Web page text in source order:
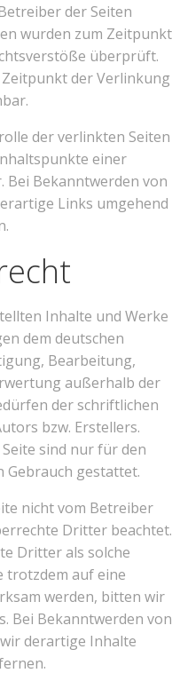
der Seiten
wurden zum Zeitpunkt
überprüft.
der Verlinkung
der verlinkten Seiten
einer
Bei Bekanntwerden von
Links umgehend
Inhalte und Werke
dem deutschen
Bearbeitung,
außerhalb der
der schriftlichen
bzw. Erstellers.
sind nur für den
Gebrauch gestattet.
nicht vom Betreiber
Dritter beachtet.
Dritter als solche
trotzdem auf eine
werden, bitten wir
Bei Bekanntwerden von
derartige Inhalte